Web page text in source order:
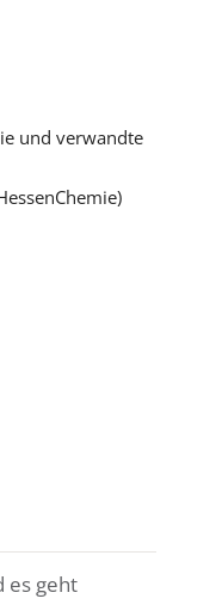
und verwandte
es geht